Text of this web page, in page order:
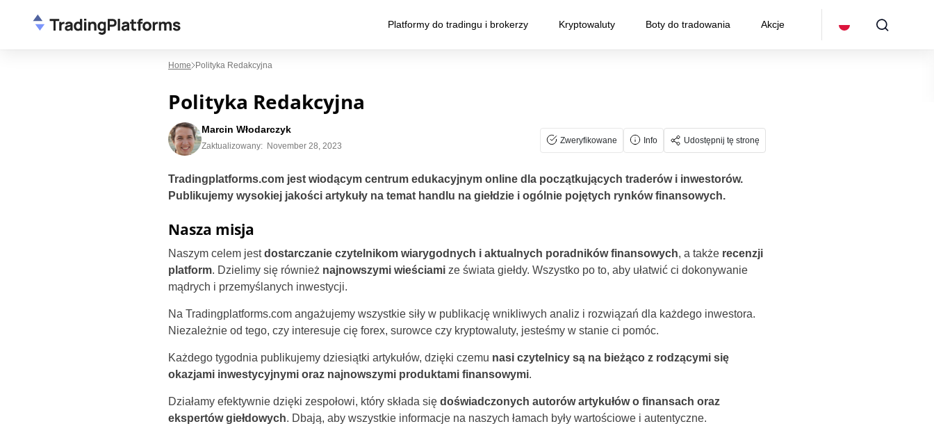
Platformy do tradingu i brokerzy Kryptowaluty Boty do tradowania Akcje
Home Polityka Redakcyjna
Polityka Redakcyjna
Marcin Włodarczyk
Zaktualizowany: November 28, 2023
Zweryfikowane Info Udostępnij tę stronę
Tradingplatforms.com jest wiodącym centrum edukacyjnym online dla początkujących traderów i inwestorów.
Publikujemy wysokiej jakości artykuły na temat handlu na giełdzie i ogólnie pojętych rynków finansowych.
Nasza misja
Naszym celem jestdostarczanie czytelnikom wiarygodnych i aktualnych poradników finansowych, a także recenzji
platform. Dzielimy się również najnowszymi wieściami ze świata giełdy. Wszystko po to, aby ułatwić ci dokonywanie
mądrych i przemyślanych inwestycji.
Na Tradingplatforms.com angażujemy wszystkie siły w publikację wnikliwych analiz i rozwiązań dla każdego inwestora.
Niezależnie od tego, czy interesuje cię forex, surowce czy kryptowaluty, jesteśmy w stanie ci pomóc.
Każdego tygodnia publikujemy dziesiątki artykułów, dzięki czemu nasi czytelnicy są na bieżąco z rodzącymi się
okazjami inwestycyjnymi oraz najnowszymi produktami finansowymi.
Działamy efektywnie dzięki zespołowi, który składa się doświadczonych autorów artykułów o finansach oraz
ekspertów giełdowych. Dbają, aby wszystkie informacje na naszych łamach były wartościowe i autentyczne.